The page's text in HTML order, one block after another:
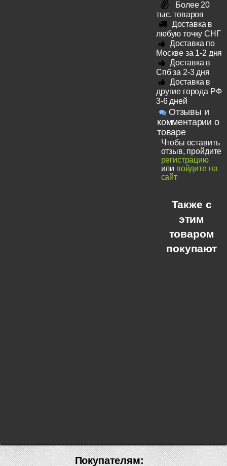
Более 20
тыс. товаров
Доставка в
любую точку СНГ
Доставка по
Москве за 1-2 дня
Доставка в
Спб за 2-3 дня
Доставка в
другие города РФ
3-6 дней
Отзывы и
комментарии о
товаре
Чтобы оставить
отзыв, пройдите
регистрацию
или войдите на
сайт
Также с
этим
товаром
покупают
Покупателям: